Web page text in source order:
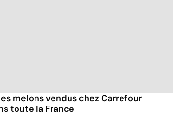
melons vendus chez Carrefour
toute la France